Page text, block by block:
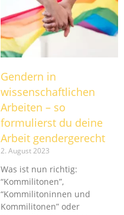
Gendern in
wissenschaftlichen
Arbeiten – so
formulierst du deine
Arbeit gendergerecht
2. August 2023
Was ist nun richtig:
“Kommilitonen”,
“Kommilitoninnen und
Kommilitonen” oder